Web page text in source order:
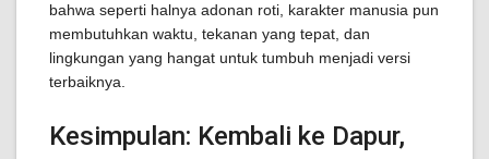
bahwa seperti halnya adonan roti, karakter manusia pun
membutuhkan waktu, tekanan yang tepat, dan
lingkungan yang hangat untuk tumbuh menjadi versi
terbaiknya.
Kesimpulan: Kembali ke Dapur,